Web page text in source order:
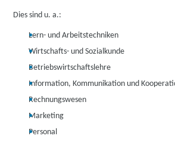
Dies sind u. a.:
Lern- und Arbeitstechniken
Wirtschafts- und Sozialkunde
Betriebswirtschaftslehre
Information, Kommunikation und
Rechnungswesen
Marketing
Personal